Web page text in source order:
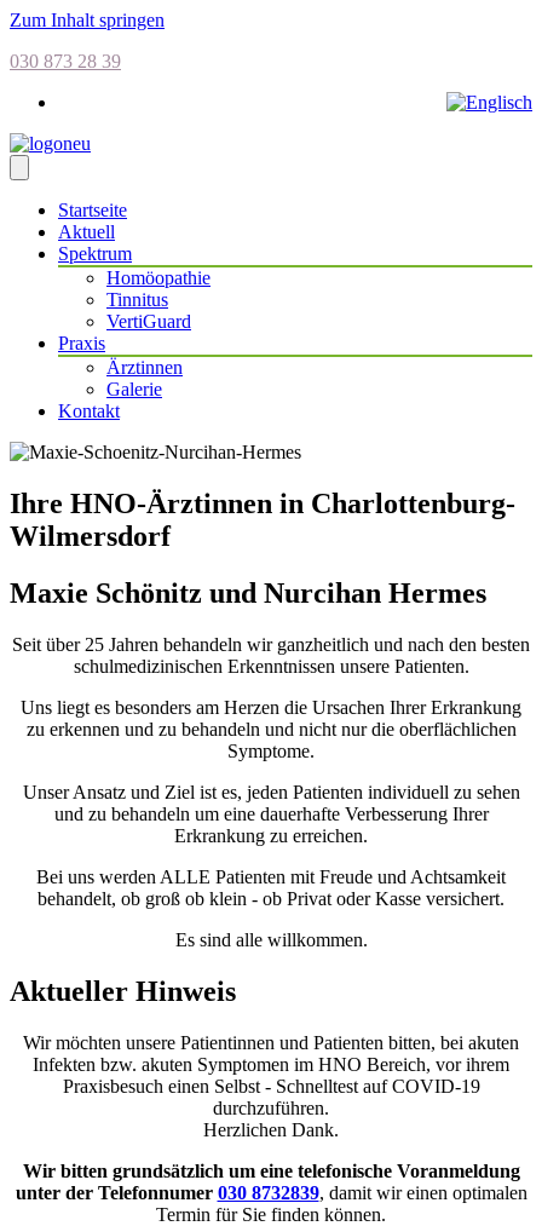
Zum Inhalt springen
030 873 28 39
Startseite
Aktuell
Spektrum
Homöopathie
Tinnitus
VertiGuard
Praxis
Ärztinnen
Galerie
Kontakt
Ihre HNO-Ärztinnen in Charlottenburg-
Wilmersdorf
Maxie Schönitz und Nurcihan Hermes
Seit über 25 Jahren behandeln wir ganzheitlich und nach den besten
schulmedizinischen Erkenntnissen unsere Patienten.
Uns liegt es besonders am Herzen die Ursachen Ihrer Erkrankung
zu erkennen und zu behandeln und nicht nur die oberflächlichen
Symptome.
Unser Ansatz und Ziel ist es, jeden Patienten individuell zu sehen
und zu behandeln um eine dauerhafte Verbesserung Ihrer
Erkrankung zu erreichen.
Bei uns werden ALLE Patienten mit Freude und Achtsamkeit
behandelt, ob groß ob klein - ob Privat oder Kasse versichert.
Es sind alle willkommen.
Aktueller Hinweis
Wir möchten unsere Patientinnen und Patienten bitten, bei akuten
Infekten bzw. akuten Symptomen im HNO Bereich, vor ihrem
Praxisbesuch einen Selbst - Schnelltest auf COVID-19
durchzuführen.
Herzlichen Dank.
Wir bitten grundsätzlich um eine telefonische Voranmeldung
unter der Telefonnumer 030 8732839, damit wir einen optimalen
Termin für Sie finden können.